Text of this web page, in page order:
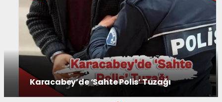
‘Üretirken aç kalıyoruz’